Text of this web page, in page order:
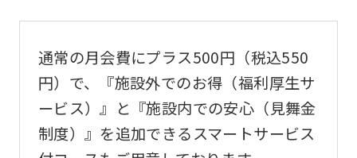
通常の月会費にプラス500円（税込550
円）で、『施設外でのお得（福利厚生サ
ービス）』と『施設内での安心（見舞金
制度）』を追加できるスマートサービス